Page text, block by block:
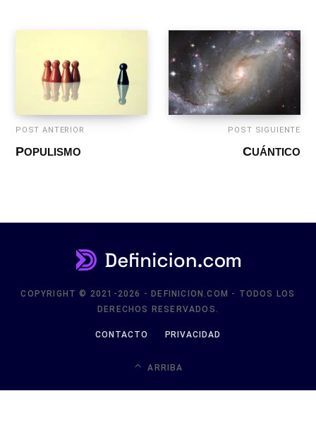
POST ANTERIOR
POPULISMO
POST SIGUIENTE
CUÁNTICO
COPYRIGHT © 2021-2026 - DEFINICION.COM - TODOS LOS
DERECHOS RESERVADOS.
CONTACTO PRIVACIDAD
ARRIBA